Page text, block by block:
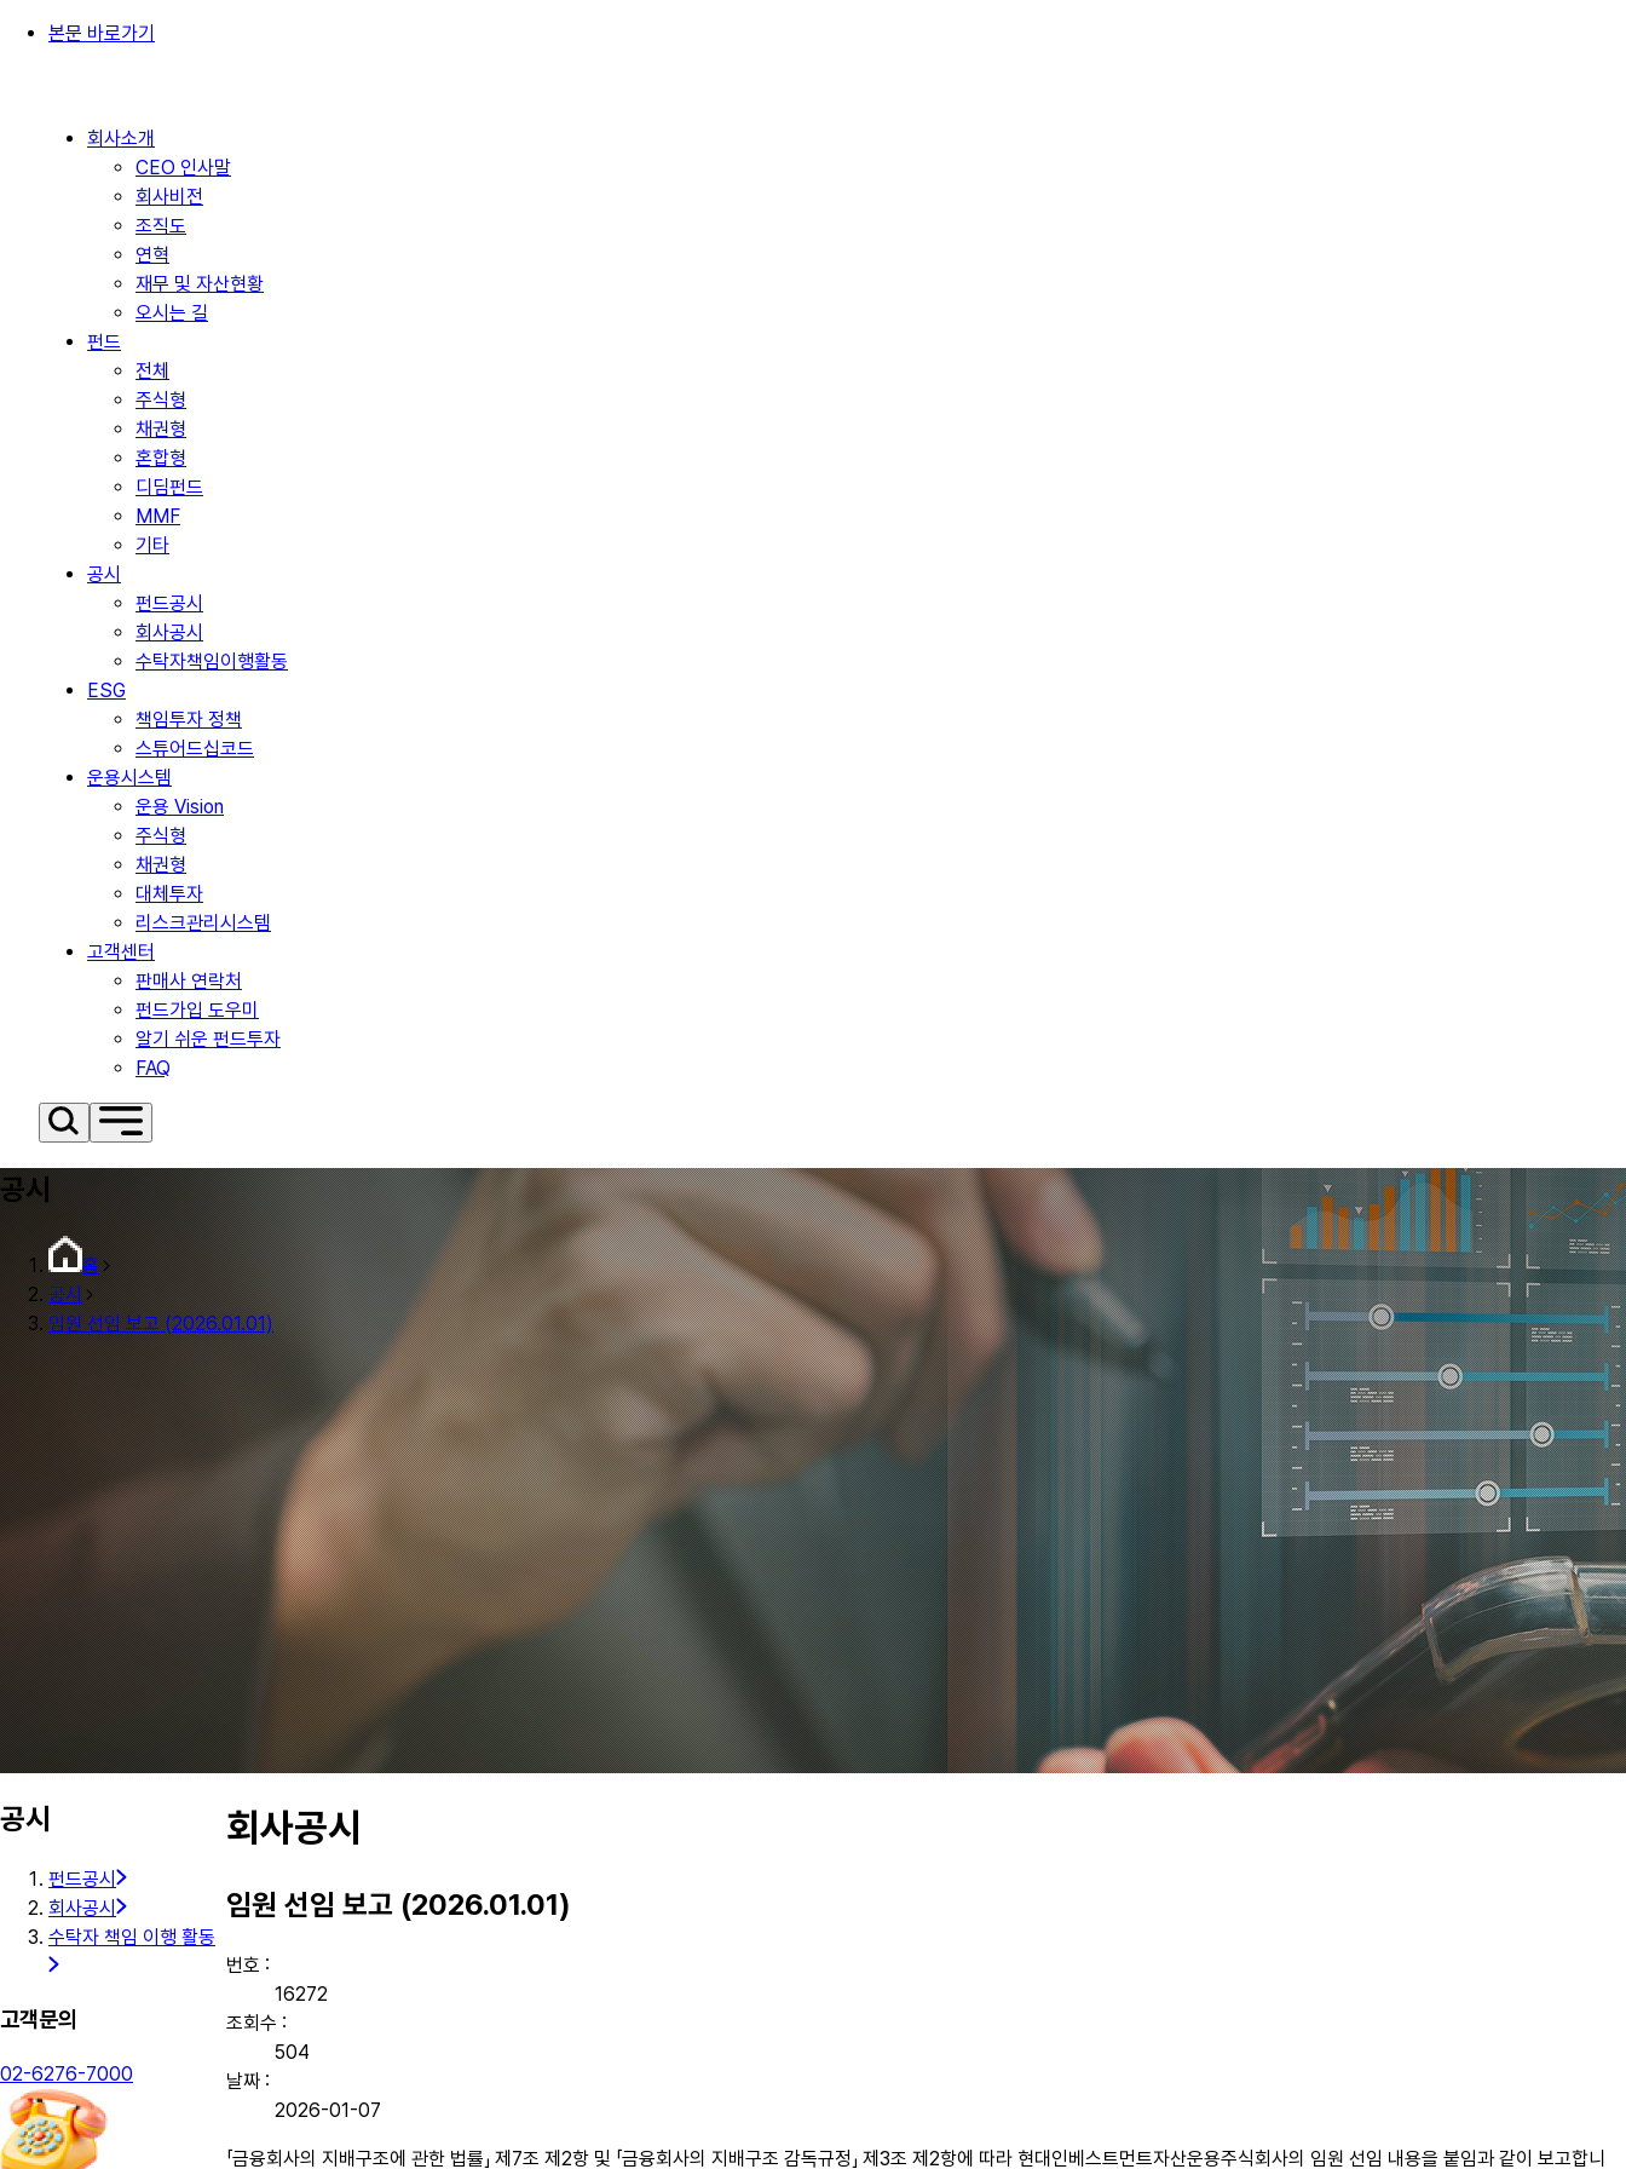
본문 바로가기
회사소개
CEO 인사말
회사비전
조직도
연혁
재무 및 자산현황
오시는 길
펀드
전체
주식형
채권형
혼합형
디딤펀드
MMF
기타
공시
펀드공시
회사공시
수탁자책임이행활동
ESG
책임투자 정책
스튜어드십코드
운용시스템
운용 Vision
주식형
채권형
대체투자
리스크관리시스템
고객센터
판매사 연락처
펀드가입 도우미
알기 쉬운 펀드투자
FAQ
공시
홈
공시
임원 선임 보고 (2026.01.01)
공시
펀드공시
회사공시
수탁자 책임 이행 활동
고객문의
02-6276-7000
회사공시
임원 선임 보고 (2026.01.01)
번호 :
16272
조회수 :
504
날짜 :
2026-01-07
「금융회사의 지배구조에 관한 법률」 제7조 제2항 및 「금융회사의 지배구조 감독규정」 제3조 제2항에 따라 현대인베스트먼트자산운용주식회사의 임원 선임 내용을 붙임과 같이 보고합니